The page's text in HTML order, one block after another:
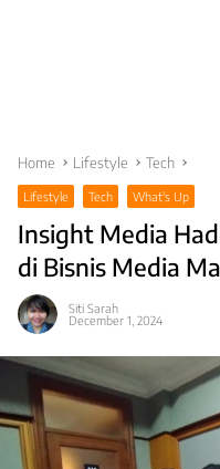
Home Lifestyle Tech
Lifestyle Tech What's Up
Insight Media
di Bisnis Media
Siti Sarah
December 1, 2024